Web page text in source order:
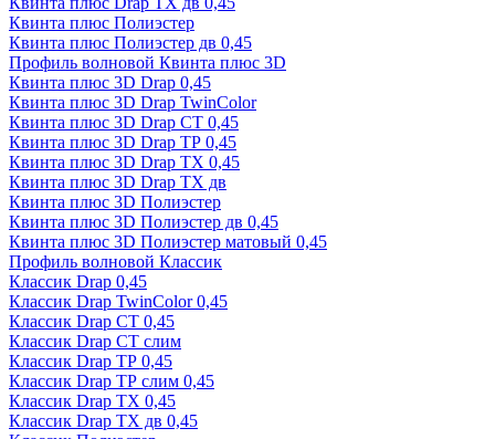
Квинта плюс Полиэстер
Квинта плюс Полиэстер дв 0,45
Профиль волновой Квинта плюс 3D
Квинта плюс 3D Drap 0,45
Квинта плюс 3D Drap TwinColor
Квинта плюс 3D Drap СТ 0,45
Квинта плюс 3D Drap ТР 0,45
Квинта плюс 3D Drap ТХ 0,45
Квинта плюс 3D Drap ТХ дв
Квинта плюс 3D Полиэстер
Квинта плюс 3D Полиэстер дв 0,45
Квинта плюс 3D Полиэстер матовый 0,45
Профиль волновой Классик
Классик Drap 0,45
Классик Drap TwinColor 0,45
Классик Drap СТ 0,45
Классик Drap СТ слим
Классик Drap ТР 0,45
Классик Drap ТР слим 0,45
Классик Drap ТХ 0,45
Классик Drap ТХ дв 0,45